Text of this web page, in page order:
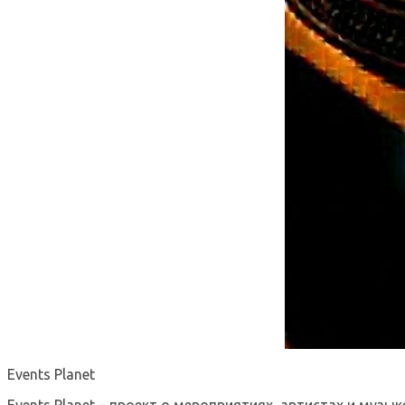
Events Planet